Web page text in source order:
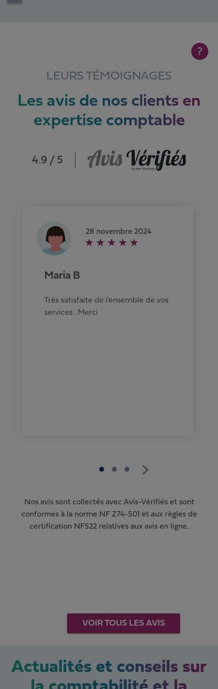
LEURS TÉMOIGNAGES
?
Les avis de nos clients en
expertise comptable
4.9 / 5
28 novembre 2024
Maria B
Très satisfaite de l'ensemble de vos
services . Merci
Nos avis sont collectés avec Avis-Vérifiés et sont
conformes à la norme NF Z74-501 et aux règles de
certification NF522 relatives aux avis en ligne.
VOIR TOUS LES AVIS
Actualités et conseils sur